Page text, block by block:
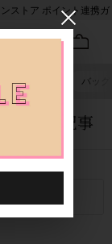
ストア ポイント連携ガ
バッグ
関する記事